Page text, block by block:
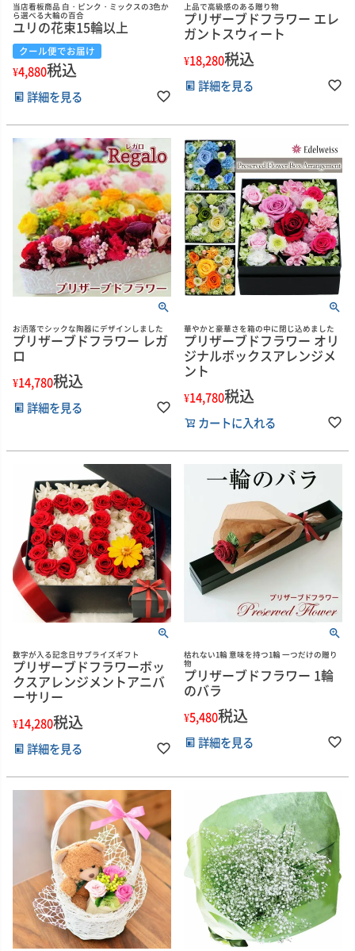
当店看板商品 白・ピンク・ミックスの3色か
ら選べる大輪の百合
ユリの花束15輪以上
クール便でお届け
¥4,880税込
詳細を見る
上品で高級感のある贈り物
プリザーブドフラワー エレ
ガントスウィート
¥18,280税込
詳細を見る
お洒落でシックな陶器にデザインしました
プリザーブドフラワー レガ
ロ
¥14,780税込
詳細を見る
華やかと豪華さを箱の中に閉じ込めました
プリザーブドフラワー オリ
ジナルボックスアレンジメ
ント
¥14,780税込
カートに入れる
数字が入る記念日サプライズギフト
プリザーブドフラワーボッ
クスアレンジメントアニバ
ーサリー
¥14,280税込
詳細を見る
枯れない1輪 意味を持つ1輪 一つだけの贈り
物
プリザーブドフラワー 1輪
のバラ
¥5,480税込
詳細を見る